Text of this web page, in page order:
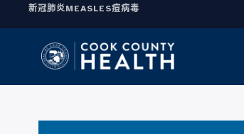
新冠肺炎MEASLES痘病毒